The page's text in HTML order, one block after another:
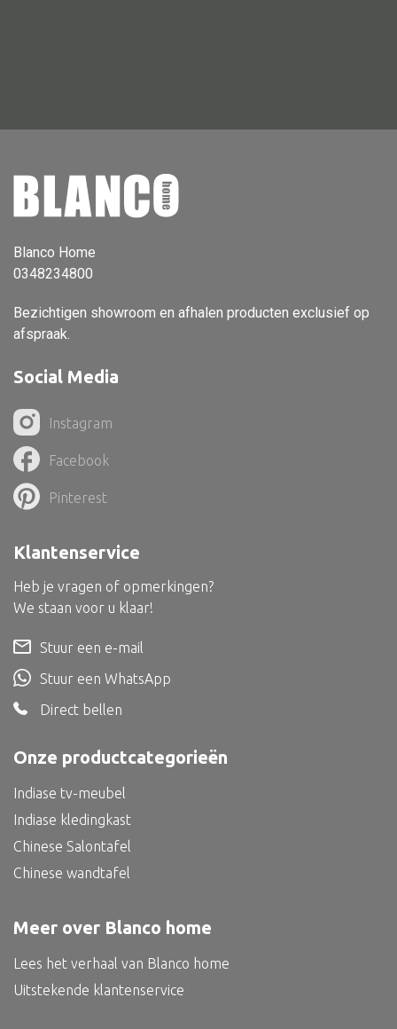
Hanglamp
Vloerlamp
Lampenkappen
Alle deco
Vaas
Kandelaar
Object
Pilaar
Pot
Schaal
Dienblad
Mand
Roomdevider
Alle textiel
Kelim
Blanco Home
0348234800
Bezichtigen showroom en afhalen producten exclusief op
afspraak.
Social Media
Instagram
Facebook
Pinterest
Onze productcategorieën
Indiase tv-meubel
Indiase kledingkast
Chinese Salontafel
Chinese wandtafel
Meer over Blanco home
Lees het verhaal van Blanco home
Uitstekende klantenservice
Klantenservice
Heb je vragen of opmerkingen?
We staan voor u klaar!
Stuur een e-mail
Stuur een WhatsApp
Direct bellen